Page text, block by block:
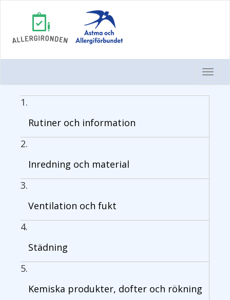
Rutiner och information
Inredning och material
Ventilation och fukt
Städning
Kemiska produkter, dofter och rökning